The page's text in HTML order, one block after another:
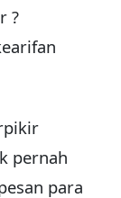
?
pernah
para